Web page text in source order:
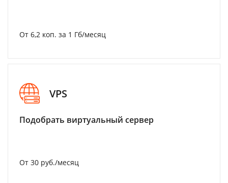
От 6,2 коп. за 1 Гб/месяц
VPS
Подобрать виртуальный сервер
От 30 руб./месяц